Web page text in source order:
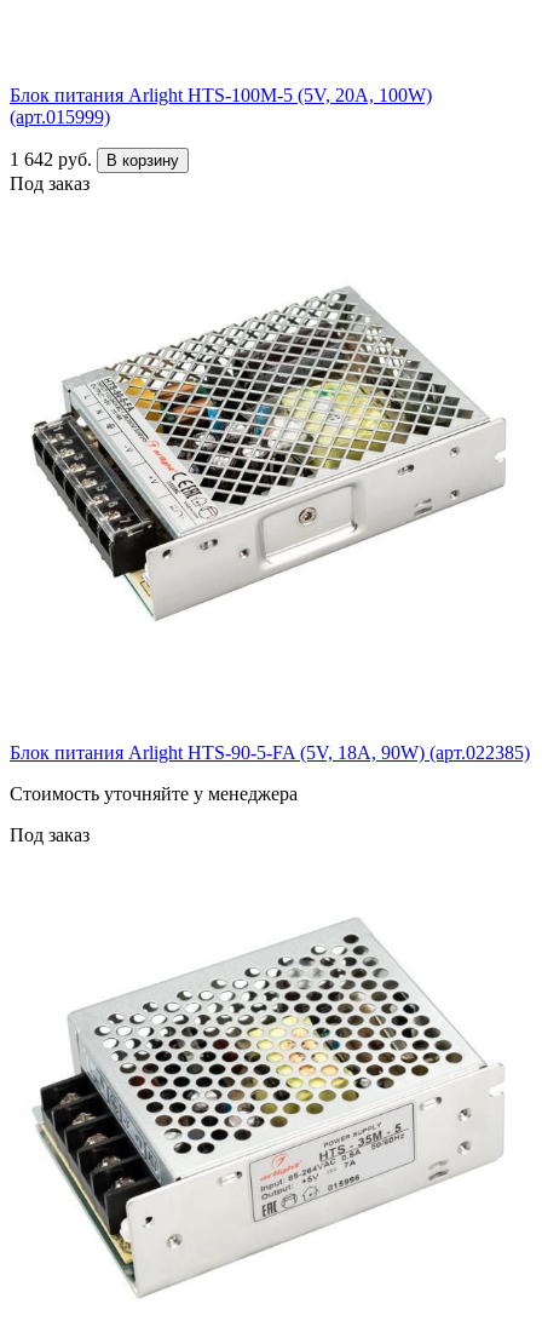
Блок питания Arlight HTS-100M-5 (5V, 20A, 100W)
(арт.015999)
1 642 руб. В корзину
Под заказ
Блок питания Arlight HTS-90-5-FA (5V, 18A, 90W) (арт.022385)
Cтоимость уточняйте у менеджера
Под заказ